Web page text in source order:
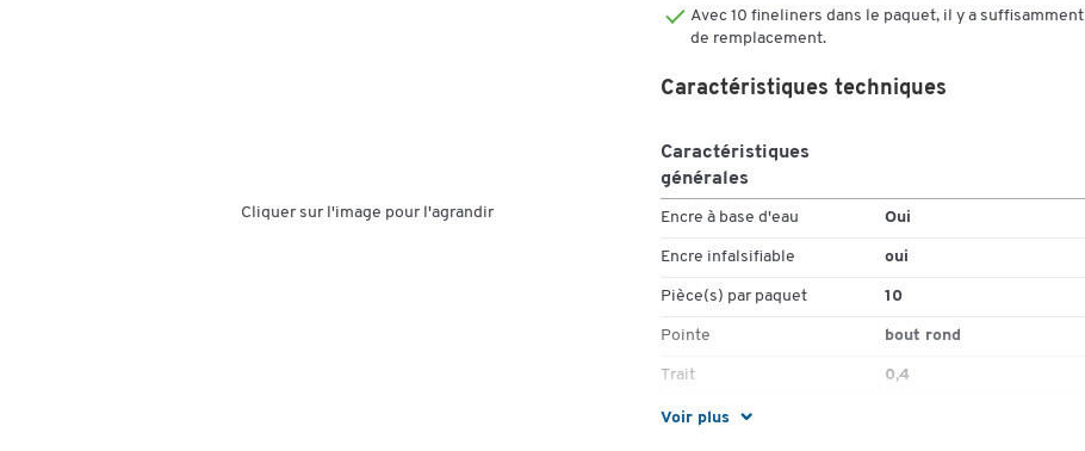
Cliquer sur l'image pour l'agrandir
Avec 10 fineliners dans le paquet, il y a suffisamment
de remplacement.
Voir plus
Caractéristiques techniques
Caractéristiques
générales
Encre à base d'eau Oui
Encre infalsifiable oui
Pièce(s) par paquet 10
Pointe bout rond
Trait 0,4
Couleurs